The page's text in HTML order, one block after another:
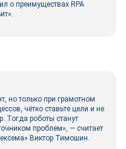
о преимуществах RPA
но только при грамотном
чётко ставьте цели и не
Тогда роботы станут
проблем», — считает
Виктор Тимошин.